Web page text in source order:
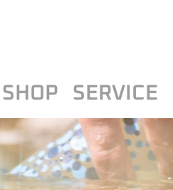
SHOP SERVICE